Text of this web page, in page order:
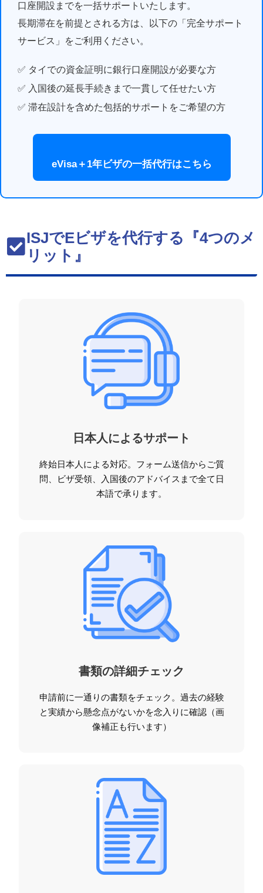
口座開設までを一括サポートいたします。
長期滞在を前提とされる方は、以下の「完全サポート
サービス」をご利用ください。
✅ タイでの資金証明に銀行口座開設が必要な方
✅ 入国後の延長手続きまで一貫して任せたい方
✅ 滞在設計を含めた包括的サポートをご希望の方
eVisa＋1年ビザの一括代行はこちら
ISJでEビザを代行する『4つのメ
リット』
日本人によるサポート
終始日本人による対応。フォーム送信からご質
問、ビザ受領、入国後のアドバイスまで全て日
本語で承ります。
書類の詳細チェック
申請前に一通りの書類をチェック。過去の経験
と実績から懸念点がないかを念入りに確認（画
像補正も行います）